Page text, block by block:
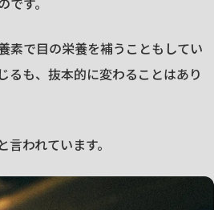
素で目の栄養を補うこともしてい
るも、抜本的に変わることはあり
われています。